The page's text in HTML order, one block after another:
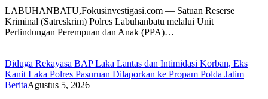
LABUHANBATU,Fokusinvestigasi.com — Satuan Reserse
Kriminal (Satreskrim) Polres Labuhanbatu melalui Unit
Perlindungan Perempuan dan Anak (PPA)…
Diduga Rekayasa BAP Laka Lantas dan Intimidasi Korban, Eks
Kanit Laka Polres Pasuruan Dilaporkan ke Propam Polda Jatim
BeritaAgustus 5, 2026